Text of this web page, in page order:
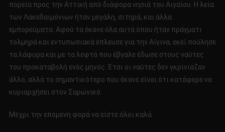
πορεία προς την Αττική από διάφορα νησιά του Αιγαίου. Η λεία
των Λακεδαιμόνιων ήταν μεγάλη, σιτηρά, και άλλα
εμπορεύματα. Αφού τα έκανε όλα αυτά όπου ήταν πράγματι
τολμηρά και εντυπωσιακά έπλευσε για την Αίγινα, εκεί πούλησε
τα λάφυρα και με τα λεφτά που έβγαλε έδωσε στους ναύτες
του προκαταβολή ενός μηνός. Έτσι οι ναύτες δεν γκρίνιαζαν
άλλο, αλλά το σημαντικότερο που έκανε είναι ότι κατάφερε να
κυριαρχήσει στον Σαρωνικό.
Μέχρι την επόμενη φορά να είστε όλοι καλά.